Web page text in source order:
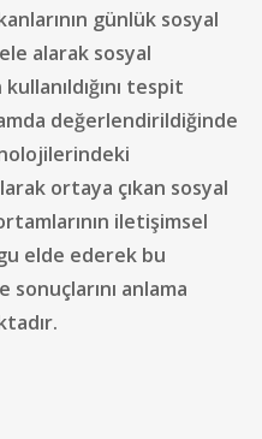
günlük sosyal
alarak sosyal
tespit
değerlendirildiğinde
ortaya çıkan sosyal
iletişimsel
elde ederek bu
anlama